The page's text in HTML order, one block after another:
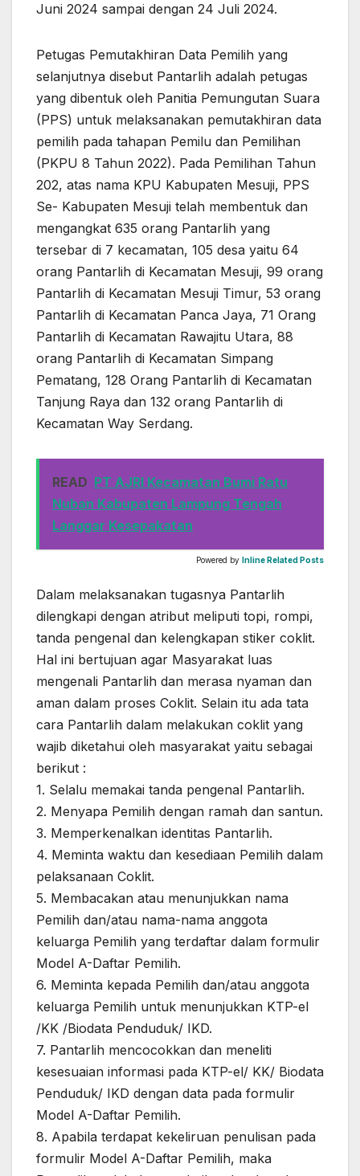
Juni 2024 sampai dengan 24 Juli 2024.
Petugas Pemutakhiran Data Pemilih yang
selanjutnya disebut Pantarlih adalah petugas
yang dibentuk oleh Panitia Pemungutan Suara
(PPS) untuk melaksanakan pemutakhiran data
pemilih pada tahapan Pemilu dan Pemilihan
(PKPU 8 Tahun 2022). Pada Pemilihan Tahun
202, atas nama KPU Kabupaten Mesuji, PPS
Se- Kabupaten Mesuji telah membentuk dan
mengangkat 635 orang Pantarlih yang
tersebar di 7 kecamatan, 105 desa yaitu 64
orang Pantarlih di Kecamatan Mesuji, 99 orang
Pantarlih di Kecamatan Mesuji Timur, 53 orang
Pantarlih di Kecamatan Panca Jaya, 71 Orang
Pantarlih di Kecamatan Rawajitu Utara, 88
orang Pantarlih di Kecamatan Simpang
Pematang, 128 Orang Pantarlih di Kecamatan
Tanjung Raya dan 132 orang Pantarlih di
Kecamatan Way Serdang.
READ PT AJRI Kecamatan Bumi Ratu
Nuban Kabupaten Lampung Tengah
Langgar Kesepakatan
Powered by Inline Related Posts
Dalam melaksanakan tugasnya Pantarlih
dilengkapi dengan atribut meliputi topi, rompi,
tanda pengenal dan kelengkapan stiker coklit.
Hal ini bertujuan agar Masyarakat luas
mengenali Pantarlih dan merasa nyaman dan
aman dalam proses Coklit. Selain itu ada tata
cara Pantarlih dalam melakukan coklit yang
wajib diketahui oleh masyarakat yaitu sebagai
berikut :
1. Selalu memakai tanda pengenal Pantarlih.
2. Menyapa Pemilih dengan ramah dan santun.
3. Memperkenalkan identitas Pantarlih.
4. Meminta waktu dan kesediaan Pemilih dalam
pelaksanaan Coklit.
5. Membacakan atau menunjukkan nama
Pemilih dan/atau nama-nama anggota
keluarga Pemilih yang terdaftar dalam formulir
Model A-Daftar Pemilih.
6. Meminta kepada Pemilih dan/atau anggota
keluarga Pemilih untuk menunjukkan KTP-el
/KK /Biodata Penduduk/ IKD.
7. Pantarlih mencocokkan dan meneliti
kesesuaian informasi pada KTP-el/ KK/ Biodata
Penduduk/ IKD dengan data pada formulir
Model A-Daftar Pemilih.
8. Apabila terdapat kekeliruan penulisan pada
formulir Model A-Daftar Pemilih, maka